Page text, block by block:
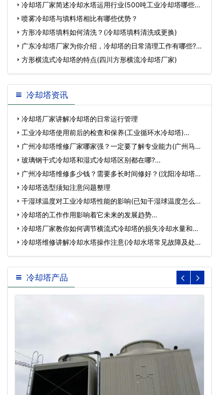
冷却塔厂家简述冷却水塔运用行业(500吨工业冷却塔哪些厂
家 喷雾冷却塔与填料塔相比有哪些优势？
方形冷却塔填料如何清洗？(冷却塔填料清洗或更换)
广东冷却塔厂家为你介绍，冷却塔的日常清理工作有哪些?
(广东
方形横流式冷却塔的特点(四川方形横流冷却塔厂家)
冷却塔资讯
冷却塔厂家讲解冷却塔的日常运行管理
工业冷却塔使用前后的检查和保养(工业循环水冷却塔)…
广州冷却塔维修厂家哪家强？一定要了解专业能力(广州马利
冷却…
玻璃钢干式冷却塔和湿式冷却塔区别都在哪?…
广州冷却塔维修多少钱？需要多长时间修好？(沈阳冷却塔维
修)…
冷却塔选型须知注意问题整理
干湿球温度对工业冷却塔性能的影响(已知干湿球温度怎么确
定…冷却塔的工作作用影响着它未来的发展趋势…
冷却塔厂家教你如何调节横流式冷却塔的损失冷却水量和温
度?…
冷却塔维修讲解冷却水塔操作注意(冷却水塔常见故障及处理
方…
冷却塔产品